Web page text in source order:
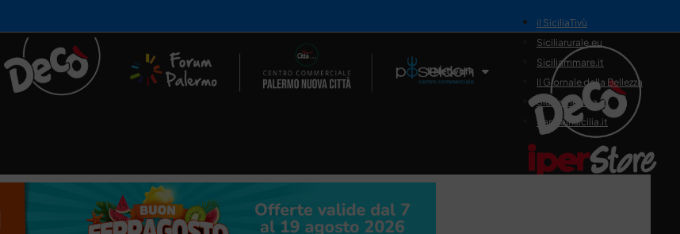
Il Network
il SiciliaTivù
Siciliarurale.eu
Siciliammare.it
Il Giornale della Bellezza
Siciliamedica.it
Sanitainsicilia.it